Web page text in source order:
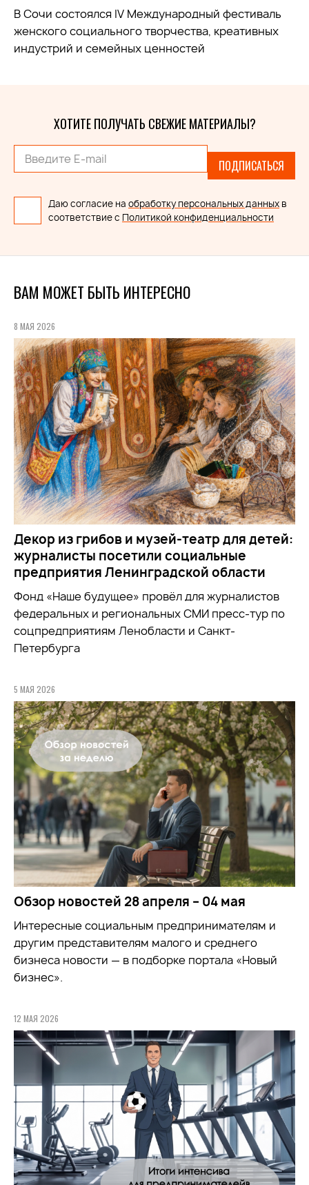
В Сочи состоялся IV Международный фестиваль
женского социального творчества, креативных
индустрий и семейных ценностей
ХОТИТЕ ПОЛУЧАТЬ СВЕЖИЕ МАТЕРИАЛЫ?
ПОДПИСАТЬСЯ
Даю согласие на обработку персональных данных в
соответствие с Политикой конфиденциальности
ВАМ МОЖЕТ БЫТЬ ИНТЕРЕСНО
8 МАЯ 2026
Декор из грибов и музей-театр для детей:
журналисты посетили социальные
предприятия Ленинградской области
Фонд «Наше будущее» провёл для журналистов
федеральных и региональных СМИ пресс-тур по
соцпредприятиям Ленобласти и Санкт-
Петербурга
5 МАЯ 2026
Обзор новостей 28 апреля – 04 мая
Интересные социальным предпринимателям и
другим представителям малого и среднего
бизнеса новости — в подборке портала «Новый
бизнес».
12 МАЯ 2026